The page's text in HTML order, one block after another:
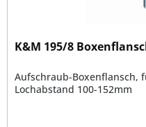
K&M 195/8
Aufschraub-Boxenflansch,
Lochabstand 100-152mm